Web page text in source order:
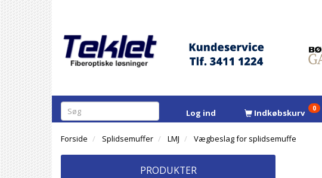
Log ind Indkøbskurv 0
Forside Splidsemuffer LMJ Vægbeslag for splidsemuffe
PRODUKTER